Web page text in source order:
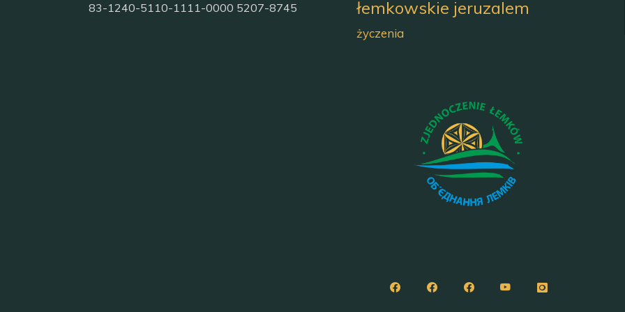
83-1240-5110-1111-0000 5207-8745
łemkowskie jeruzalem
życzenia